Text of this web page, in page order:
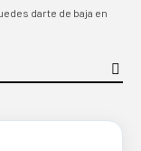
darte de baja en